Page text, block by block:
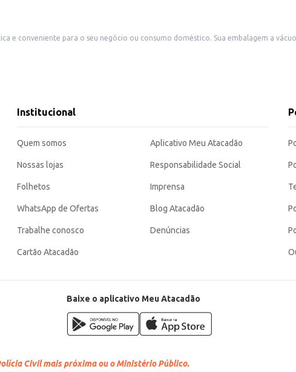
e conveniente para o seu negócio ou consumo doméstico. Sua embalagem a
para manter a qualidade.
uma experiência agradável em cada xícara. Sua embalagem a vácuo garante
Institucional
Quem somos
Nossas lojas
Folhetos
WhatsApp de Ofertas
Trabalhe conosco
Cartão Atacadão
Aplicativo Meu Atacadão
Responsabilidade Social
Imprensa
Blog Atacadão
Denúncias
Baixe o aplicativo Meu Atacadão
Civil mais próxima ou o Ministério Público.